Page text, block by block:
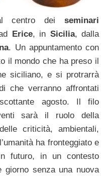
centro deiseminari
Erice, in Sicilia, dalla
. Un appuntamento con
il mondo che ha preso il
siciliano, e si protrarrà
che verranno affrontati
agosto. Il filo
sarà il ruolo della
criticità, ambientali,
ha fronteggiato e
futuro, in un contesto
senza una nuova